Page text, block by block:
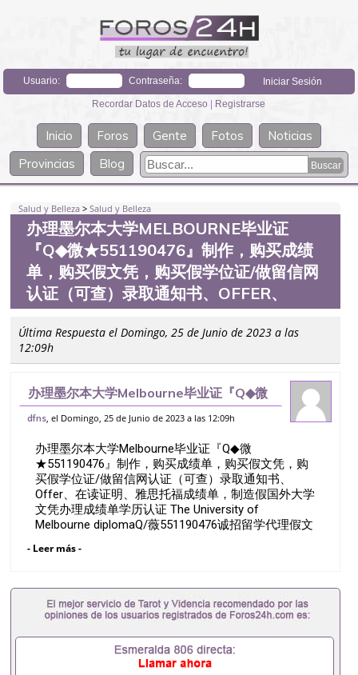
Usuario: Contraseña:
Recordar Datos de Acceso | Registrarse
Inicio Foros Gente Fotos
Noticias
Provincias
Blog
Salud y Belleza >Salud y Belleza
办理墨尔本大学MELBOURNE毕业证
『Q◆微★551190476』制作，购买成绩
单，购买假文凭，购买假学位证/做留信网
认证（可查）录取通知书、OFFER、
Última Respuesta el Domingo, 25 de Junio de 2023 a las
12:09h
办理墨尔本大学Melbourne毕业证『Q◆微
★551190476』制作，购买成绩单，购买
查）录取通知书、Offer、
dfns , el Domingo, 25 de Junio de 2023 a las 12:09h
办理墨尔本大学Melbourne毕业证『Q◆微
★551190476』制作，购买成绩单，购买假文凭，购
买假学位证/做留信网认证（可查）录取通知书、
Offer、在读证明、雅思托福成绩单，制造假国外大学
文凭办理成绩单学历认证 The University of
Melbourne diplomaQ/薇551190476诚招留学代理假文
办理留学归国证明办理留信网认证办理留服认证办理
理美国文凭办理澳洲文凭办理英国文凭办理加拿大文
凭办理德国文凭 一、快速办理材料： 1、毕业证+成
绩单+留学回国人员证明+教育部认证,录取通知书，
好友一份完美交代）； 2、雅思、托福，OFFER，在
读证明，学生卡等留学相关材料（申请学校、转学，
- Leer más -